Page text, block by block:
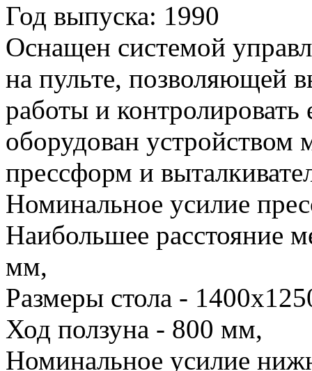
Год выпуска: 1990
Оснащен системой
на пульте, позволяющей
работы и
оборудован устройством
прессформ и
Номинальное усилие
Наибольшее расстояние
мм,
Размеры стола -
Ход ползуна - 800 мм,
Номинальное усилие